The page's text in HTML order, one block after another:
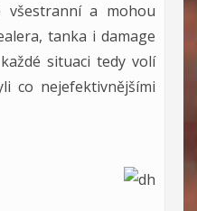
všestranní a mohou
tanka i damage
situaci tedy volí
co nejefektivnějšími